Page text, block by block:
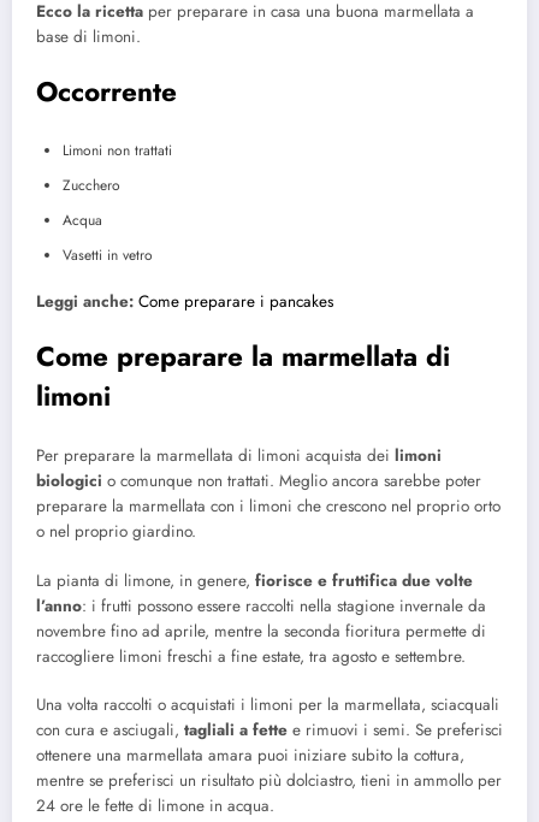
Ecco la ricetta per preparare in casa una buona marmellata a
base di limoni.
Occorrente
Limoni non trattati
Zucchero
Acqua
Vasetti in vetro
Leggi anche: Come preparare i pancakes
Come preparare la marmellata di
limoni
Per preparare la marmellata di limoni acquista dei limoni
biologici o comunque non trattati. Meglio ancora sarebbe poter
preparare la marmellata con i limoni che crescono nel proprio orto
o nel proprio giardino.
La pianta di limone, in genere, fiorisce e fruttifica due volte
l’anno: i frutti possono essere raccolti nella stagione invernale da
novembre fino ad aprile, mentre la seconda fioritura permette di
raccogliere limoni freschi a fine estate, tra agosto e settembre.
Una volta raccolti o acquistati i limoni per la marmellata, sciacquali
con cura e asciugali, tagliali a fette e rimuovi i semi. Se preferisci
ottenere una marmellata amara puoi iniziare subito la cottura,
mentre se preferisci un risultato più dolciastro, tieni in ammollo per
24 ore le fette di limone in acqua.